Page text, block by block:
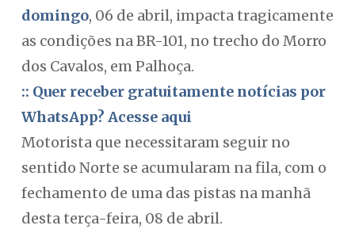
domingo, 06 de abril, impacta tragicamente
as condições na BR-101, no trecho do Morro
dos Cavalos, em Palhoça.
:: Quer receber gratuitamente notícias por
WhatsApp? Acesse aqui
Motorista que necessitaram seguir no
sentido Norte se acumularam na fila, com o
fechamento de uma das pistas na manhã
desta terça-feira, 08 de abril.